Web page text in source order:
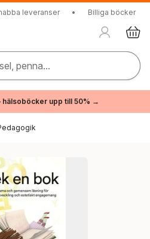
leveranser • Billiga böcker
penna...
hälsoböcker upp till 50% →